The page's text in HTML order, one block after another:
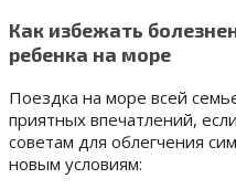
Как избежать
ребенка на море
Поездка на море всей
приятных впечатлений,
советам для облегчения
новым условиям: